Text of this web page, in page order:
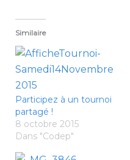
Similaire
Participez à un tournoi
partagé !
8 octobre 2015
Dans "Codep"